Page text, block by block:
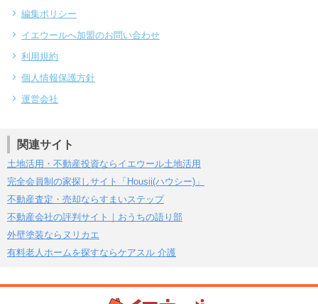
編集ポリシー
イエウールへ加盟のお問い合わせ
利用規約
個人情報保護方針
運営会社
関連サイト
土地活用・不動産投資ならイエウール土地活用
完全会員制の家探しサイト「Housii(ハウシー)」
不動産査定・売却ならすまいステップ
不動産会社の評判サイト｜おうちの語り部
外壁塗装ならヌリカエ
有料老人ホームを探すならケアスル 介護